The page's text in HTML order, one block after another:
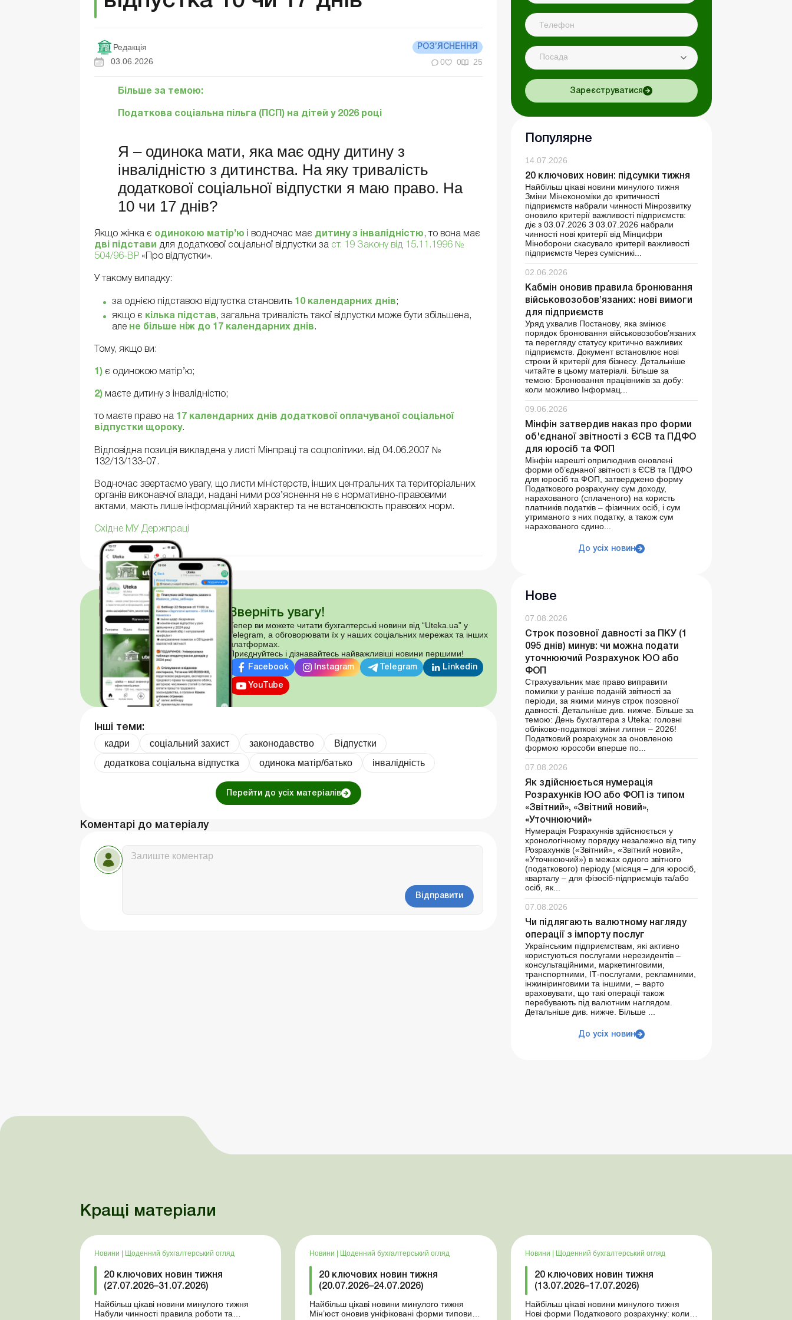
Редакція РОЗ’ЯСНЕННЯ
03.06.2026 0 0 25
Більше за темою:
Податкова соціальна пільга (ПСП) на дітей у 2026 році
Я – одинока мати, яка має одну дитину з
інвалідністю з дитинства. На яку тривалість
додаткової соціальної відпустки я маю право. На
10 чи 17 днів?
Якщо жінка є одинокою матір’ю і водночас має дитину з інвалідністю , то вона має
дві підстави для додаткової соціальної відпустки за ст. 19 Закону від 15.11.1996 №
504/96-ВР «Про відпустки».
У такому випадку:
за однією підставою відпустка становить 10 календарних днів ;
якщо є кілька підстав , загальна тривалість такої відпустки може бути збільшена,
але не більше ніж до 17 календарних днів .
Тому, якщо ви:
1) є одинокою матір’ю;
2) маєте дитину з інвалідністю;
то маєте право на 17 календарних днів додаткової оплачуваної соціальної
відпустки щороку.
Відповідна позиція викладена у листі Мінпраці та соцполітики. від 04.06.2007 №
132/13/133-07.
Водночас звертаємо увагу, що листи міністерств, інших центральних та територіальних
органів виконавчої влади, надані ними роз’яснення не є нормативно-правовими
актами, мають лише інформаційний характер та не встановлюють правових норм.
Східне МУ Держпраці
Зверніть увагу!
Тепер ви можете читати бухгалтерські новини від “Uteka.ua” у
Telegram, а обговорювати їх у наших соціальних мережах та інших
платформах.
Приєднуйтесь і дізнавайтесь найважливіші новини першими!
Facebook Instagram Telegram Linkedin
YouTube
Інші теми:
кадри соціальний захист законодавство
Відпустки
додаткова соціальна відпустка
одинока матір/батько інвалідність
Перейти до усіх матеріалів
Коментарі до матеріалу
Відправити
Посада
Зареєструватися
Популярне
14.07.2026
20 ключових новин: підсумки тижня
Найбільш цікаві новини минулого тижня
Зміни Мінекономіки до критичності
підприємств набрали чинності Мінрозвитку
оновило критерії важливості підприємств:
діє з 03.07.2026 З 03.07.2026 набрали
чинності нові критерії від Мінцифри
Міноборони скасувало критерії важливості
підприємств Через сумісникі...
02.06.2026
Кабмін оновив правила бронювання
військовозобов’язаних: нові вимоги
для підприємств
Уряд ухвалив Постанову, яка змінює
порядок бронювання військовозобов’язаних
та перегляду статусу критично важливих
підприємств. Документ встановлює нові
строки й критерії для бізнесу. Детальніше
читайте в цьому матеріалі. Більше за
темою: Бронювання працівників за добу:
коли можливо Інформац...
09.06.2026
Мінфін затвердив наказ про форми
об'єднаної звітності з ЄСВ та ПДФО
для юросіб та ФОП
Мінфін нарешті оприлюднив оновлені
форми об’єднаної звітності з ЄСВ та ПДФО
для юросіб та ФОП, затверджено форму
Податкового розрахунку сум доходу,
нарахованого (сплаченого) на користь
платників податків – фізичних осіб, і сум
утриманого з них податку, а також сум
нарахованого єдино...
До усіх новин
Нове
07.08.2026
Строк позовної давності за ПКУ (1
095 днів) минув: чи можна подати
уточнюючий Розрахунок ЮО або
ФОП
Страхувальник має право виправити
помилки у раніше поданій звітності за
періоди, за якими минув строк позовної
давності. Детальніше див. нижче. Більше за
темою: День бухгалтера з Uteka: головні
обліково-податкові зміни липня – 2026!
Податковий розрахунок за оновленою
формою юрособи вперше по...
07.08.2026
Як здійснюється нумерація
Розрахунків ЮО або ФОП із типом
«Звітний», «Звітний новий»,
«Уточнюючий»
Нумерація Розрахунків здійснюється у
хронологічному порядку незалежно від типу
Розрахунків («Звітний», «Звітний новий»,
«Уточнюючий») в межах одного звітного
(податкового) періоду (місяця – для юросіб,
кварталу – для фізосіб-підприємців та/або
осіб, як...
07.08.2026
Чи підлягають валютному нагляду
операції з імпорту послуг
Українським підприємствам, які активно
користуються послугами нерезидентів –
консультаційними, маркетинговими,
транспортними, ІТ-послугами, рекламними,
інжиніринговими та іншими, – варто
враховувати, що такі операції також
перебувають під валютним наглядом.
Детальніше див. нижче. Більше ...
До усіх новин
Кращі матеріали
Новини Щоденний бухгалтерський огляд
20 ключових новин тижня
(27.07.2026–31.07.2026)
Найбільш цікаві новини минулого тижня
Набули чинності правила роботи та
Новини Щоденний бухгалтерський огляд
20 ключових новин тижня
(20.07.2026–24.07.2026)
Найбільш цікаві новини минулого тижня
Мін’юст оновив уніфіковані форми типових
Новини Щоденний бухгалтерський огляд
20 ключових новин тижня
(13.07.2026–17.07.2026)
Найбільш цікаві новини минулого тижня
Нові форми Податкового розрахунку: коли